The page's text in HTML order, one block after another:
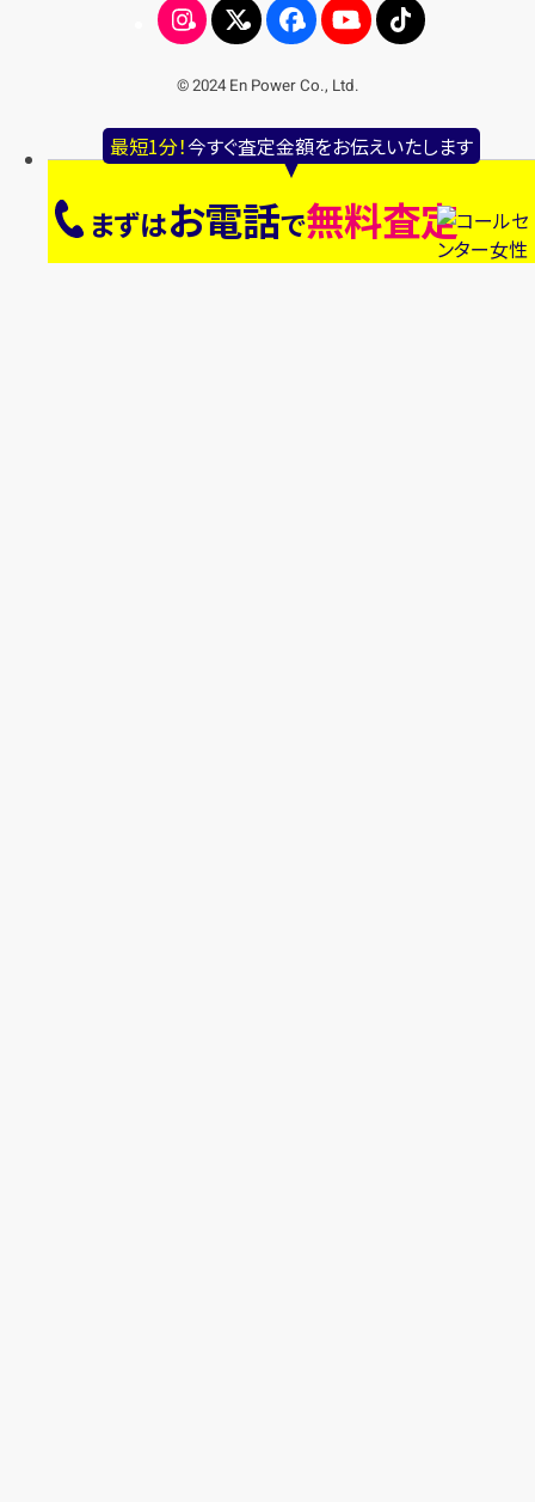
最短1分！今すぐ査定金額をお伝えいたします
まずはお電話で無料査定
© 2024 En Power Co., Ltd.